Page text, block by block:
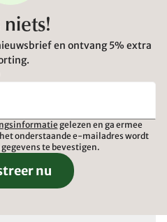
niets!
en ontvang 5% extra
gelezen en ga ermee
onderstaande e-mailadres wordt
te bevestigen.
nu